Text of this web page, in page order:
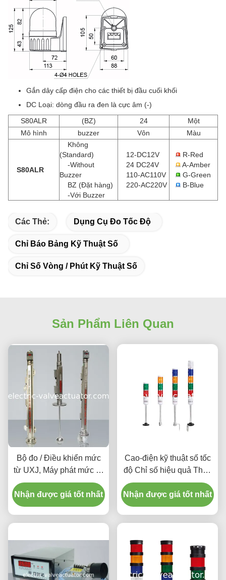
Gắn dây cấp điện cho các thiết bị đầu cuối khối
DC Loại: dòng đầu ra đen là cực âm (-)
S80ALR
(BZ) 24
Một
Mô hình
buzzer Vôn Màu
S80ALR
Không
(Standard)
-Without
Buzzer
BZ (Đặt hàng)
-Với Buzzer
12-DC12V
24 DC24V
110-AC110V
220-AC220V
R-Red
A-Amber
G-Green
B-Blue
Các Thẻ: Dụng Cụ Đo Tốc Độ
Chỉ Báo Bảng Kỹ Thuật Số
Chỉ Số Vòng / Phút Kỹ Thuật Số
Sản Phẩm Liên Quan
Bộ đo / Điều khiển mức
từ UXJ, Máy phát mức từ
UXJC
Nhận được giá tốt nhất
Cao-điện kỹ thuật số tốc
độ Chỉ số hiệu quả Tháp
Lights Cảnh báo
Nhận được giá tốt nhất